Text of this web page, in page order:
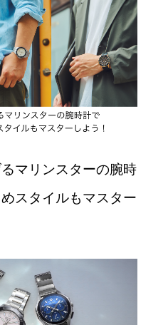
マリンスターの腕時
スタイルもマスター